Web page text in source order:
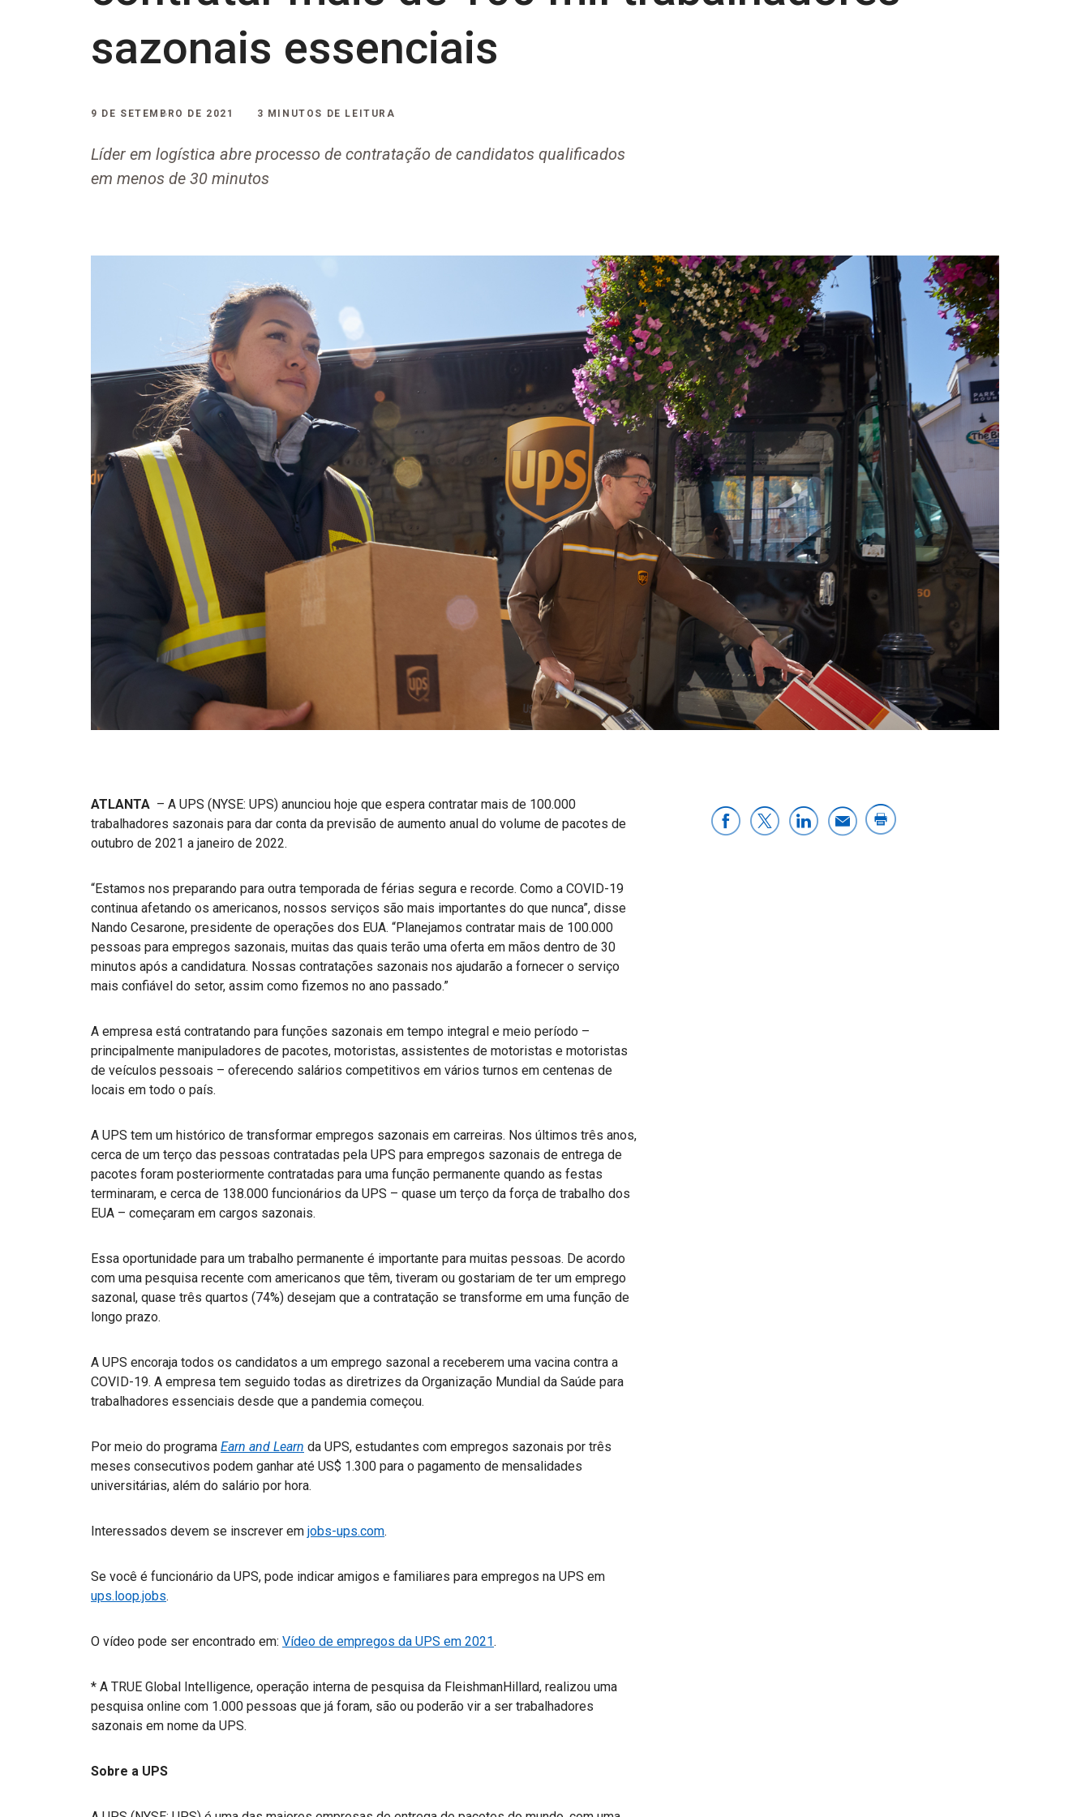
sazonais essenciais
9 DE SETEMBRO DE 2021 3 MINUTOS DE LEITURA
Líder em logística abre processo de contratação de candidatos qualificados
em menos de 30 minutos
ATLANTA – A UPS (NYSE: UPS) anunciou hoje que espera contratar mais de 100.000
trabalhadores sazonais para dar conta da previsão de aumento anual do volume de pacotes de
outubro de 2021 a janeiro de 2022.
“Estamos nos preparando para outra temporada de férias segura e recorde. Como a COVID-19
continua afetando os americanos, nossos serviços são mais importantes do que nunca”, disse
Nando Cesarone, presidente de operações dos EUA. “Planejamos contratar mais de 100.000
pessoas para empregos sazonais, muitas das quais terão uma oferta em mãos dentro de 30
minutos após a candidatura. Nossas contratações sazonais nos ajudarão a fornecer o serviço
mais confiável do setor, assim como fizemos no ano passado.”
A empresa está contratando para funções sazonais em tempo integral e meio período –
principalmente manipuladores de pacotes, motoristas, assistentes de motoristas e motoristas
de veículos pessoais – oferecendo salários competitivos em vários turnos em centenas de
locais em todo o país.
A UPS tem um histórico de transformar empregos sazonais em carreiras. Nos últimos três anos,
cerca de um terço das pessoas contratadas pela UPS para empregos sazonais de entrega de
pacotes foram posteriormente contratadas para uma função permanente quando as festas
terminaram, e cerca de 138.000 funcionários da UPS – quase um terço da força de trabalho dos
EUA – começaram em cargos sazonais.
Essa oportunidade para um trabalho permanente é importante para muitas pessoas. De acordo
com uma pesquisa recente com americanos que têm, tiveram ou gostariam de ter um emprego
sazonal, quase três quartos (74%) desejam que a contratação se transforme em uma função de
longo prazo.
A UPS encoraja todos os candidatos a um emprego sazonal a receberem uma vacina contra a
COVID-19. A empresa tem seguido todas as diretrizes da Organização Mundial da Saúde para
trabalhadores essenciais desde que a pandemia começou.
Por meio do programa Earn and Learn da UPS, estudantes com empregos sazonais por três
meses consecutivos podem ganhar até US$ 1.300 para o pagamento de mensalidades
universitárias, além do salário por hora.
Interessados devem se inscrever em jobs-ups.com.
Se você é funcionário da UPS, pode indicar amigos e familiares para empregos na UPS em
ups.loop.jobs.
O vídeo pode ser encontrado em: Vídeo de empregos da UPS em 2021.
* A TRUE Global Intelligence, operação interna de pesquisa da FleishmanHillard, realizou uma
pesquisa online com 1.000 pessoas que já foram, são ou poderão vir a ser trabalhadores
sazonais em nome da UPS.
Sobre a UPS